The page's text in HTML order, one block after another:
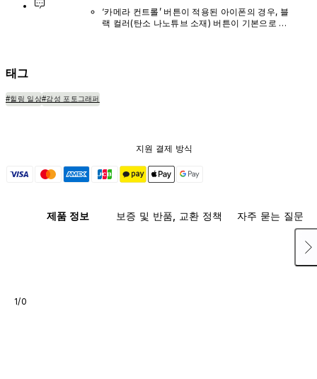
‘카메라 컨트롤’ 버튼이 적용된 아이폰의 경우, 블
랙 컬러(탄소 나노튜브 소재) 버튼이 기본으로 장
태그
#힐링 일상#감성 포토그래퍼
지원 결제 방식
제품 정보 보증 및 반품, 교환 정책 자주 묻는 질문
1/0